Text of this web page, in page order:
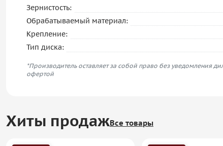
Зернистость:
Обрабатываемый материал:
Крепление:
Тип диска:
*Производитель оставляет за собой право без уведомления
офертой
Хиты продажВсе товары